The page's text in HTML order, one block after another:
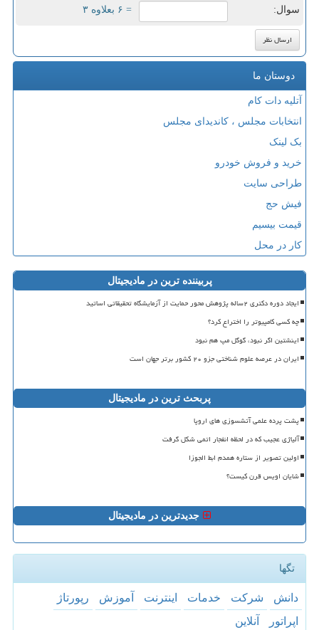
سوال: = ۶ بعلاوه ۳
دوستان ما
آتلیه دات کام
انتخابات مجلس ، کاندیدای مجلس
بک لینک
خرید و فروش خودرو
طراحی سایت
فیش حج
قیمت بیسیم
کار در محل
پربیننده ترین در مادیجیتال
ایجاد دوره دکتری ۲ساله پژوهش محور حمایت از آزمایشگاه تحقیقاتی اساتید
چه کسی کامپیوتر را اختراع کرد؟
اینشتین اگر نبود، گوگل مپ هم نبود
ایران در عرصه علوم شناختی جزو ۲۰ کشور برتر جهان است
پربحث ترین در مادیجیتال
پشت پرده علمی آتشسوزی های اروپا
آلیاژی عجیب که در لحظه انفجار اتمی شکل گرفت
اولین تصویر از ستاره همدم ابط الجوزا
شایان اویس قرن کیست؟
جدیدترین در مادیجیتال
تگها
دانش شركت خدمات اینترنت آموزش
رپورتاژ
اپراتور
آنلاین